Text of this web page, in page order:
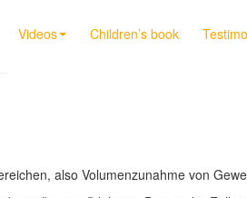
Videos Children’s book
also Volumenzunahme von